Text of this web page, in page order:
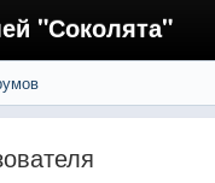
"Соколята"